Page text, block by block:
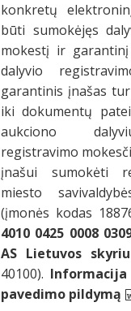
konkretų
būti sumokėjęs
mokestį ir garantinį
dalyvio
garantinis įnašas
iki dokumentų
aukciono
registravimo
įnašui sumokėti
miesto
(įmonės kodas
4010 0425 0008
AS Lietuvos
40100).
pavedimo pildymą